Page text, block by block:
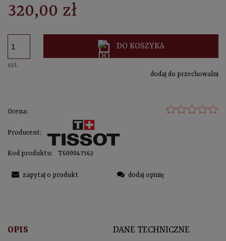
320,00 zł
szt.
DO KOSZYKA
dodaj do przechowalni
Ocena:
Producent:
Kod produktu: T600047562
zapytaj o produkt dodaj opinię
OPIS DANE TECHNICZNE